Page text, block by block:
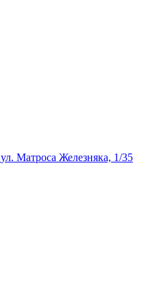
ул. Матроса Железняка, 1/35